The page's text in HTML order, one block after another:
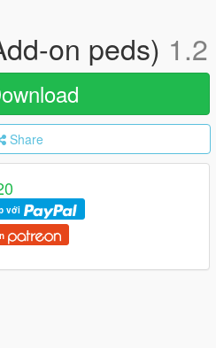
on peds) 1.2
Share
với